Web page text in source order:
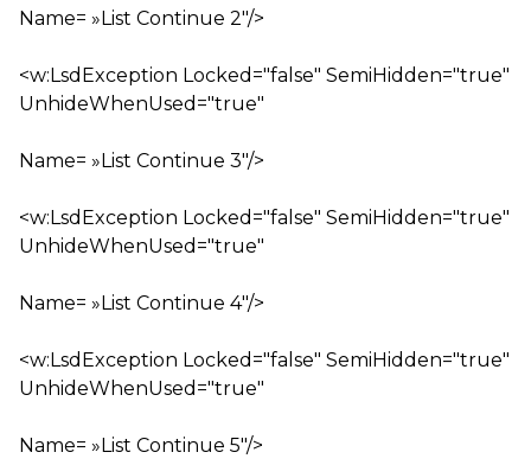
Name= »List Continue 2″/>
<w:LsdException Locked="false" SemiHidden="true"
UnhideWhenUsed="true"
Name= »List Continue 3″/>
<w:LsdException Locked="false" SemiHidden="true"
UnhideWhenUsed="true"
Name= »List Continue 4″/>
<w:LsdException Locked="false" SemiHidden="true"
UnhideWhenUsed="true"
Name= »List Continue 5″/>